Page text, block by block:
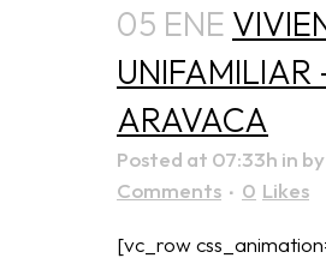
05 ENE
UNIFAMILIAR
ARAVACA
Posted at 07:33h in by
Comments
0 Likes
[vc_row